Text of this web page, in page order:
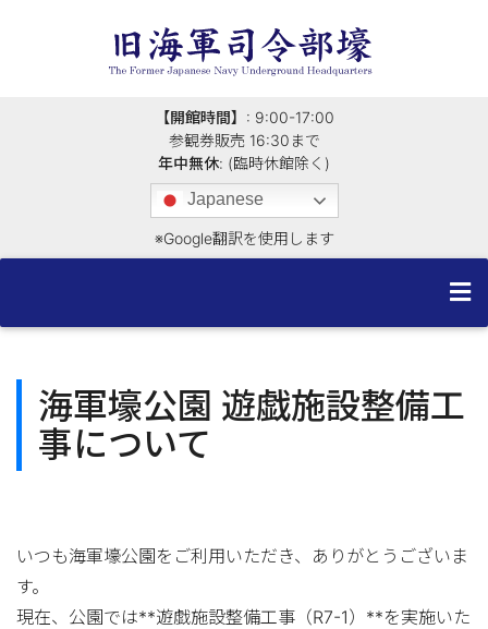
【開館時間】 : 9:00-17:00
参観券販売 16:30まで
年中無休: (臨時休館除く)
Japanese
※Google翻訳を使用します
コ
テ
ン
ッ
海軍壕公園 遊戯施設整備工
事について
いつも海軍壕公園をご利用いただき、ありがとうございま
す。
現在、公園では**遊戯施設整備工事（R7-1）**を実施いた